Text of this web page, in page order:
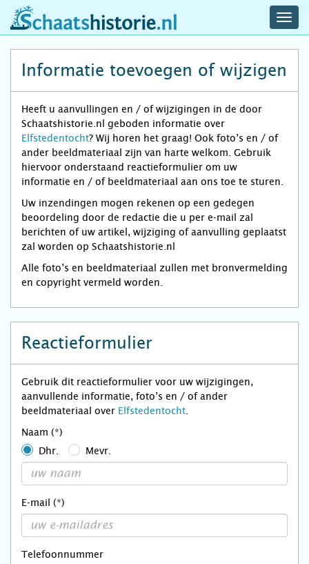
schaatshistorie.nl
Informatie toevoegen of wijzigen
Heeft u aanvullingen en / of wijzigingen in de door
Schaatshistorie.nl geboden informatie over
Elfstedentocht? Wij horen het graag! Ook foto’s en / of
ander beeldmateriaal zijn van harte welkom. Gebruik
hiervoor onderstaand reactieformulier om uw
informatie en / of beeldmateriaal aan ons toe te sturen.
Uw inzendingen mogen rekenen op een gedegen
beoordeling door de redactie die u per e-mail zal
berichten of uw artikel, wijziging of aanvulling geplaatst
zal worden op Schaatshistorie.nl
Alle foto’s en beeldmateriaal zullen met bronvermelding
en copyright vermeld worden.
Reactieformulier
Gebruik dit reactieformulier voor uw wijzigingen,
aanvullende informatie, foto’s en / of ander
beeldmateriaal over Elfstedentocht
Naam (*)
Dhr.
Mevr.
E-mail (*)
Telefoonnummer